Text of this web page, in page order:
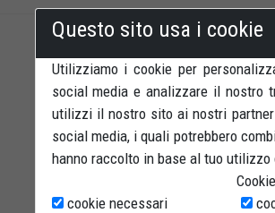
Questo sito usa i cookie
Utilizziamo i cookie per
social media e analizzare il nostro
utilizzi il nostro sito ai nostri
social media, i quali potrebbero
hanno raccolto in base al tuo utilizzo
cookie necessari